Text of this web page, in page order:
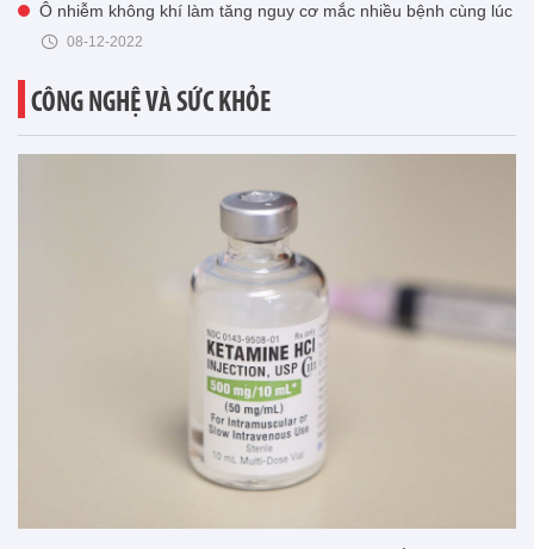
Ô nhiễm không khí làm tăng nguy cơ mắc nhiều bệnh cùng lúc
08-12-2022
CÔNG NGHỆ VÀ SỨC KHỎE